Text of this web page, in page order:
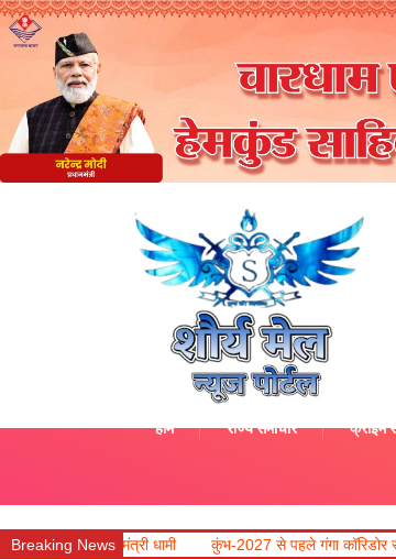
होम राज्य समाचार क्राइम
Breaking News
धामी कुंभ-2027 से पहले गंगा कॉरिडोर समेत बड़ी परियोजनाओं में